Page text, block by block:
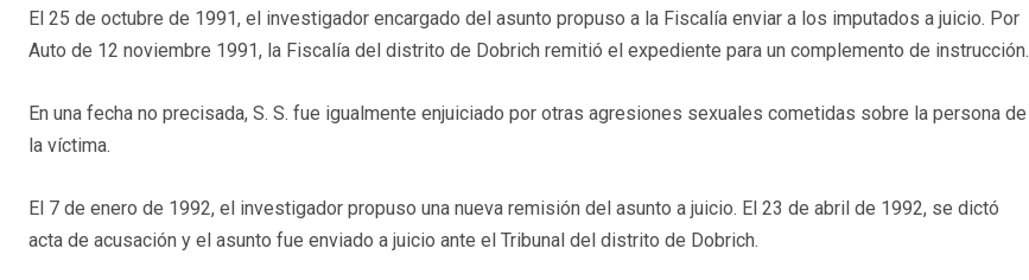
El 25 de octubre de 1991, el investigador encargado del asunto propuso a la Fiscalía enviar a los imputados a juicio. Por
Auto de 12 noviembre 1991, la Fiscalía del distrito de Dobrich remitió el expediente para un complemento de instrucción.
En una fecha no precisada, S. S. fue igualmente enjuiciado por otras agresiones sexuales cometidas sobre la persona de
la víctima.
El 7 de enero de 1992, el investigador propuso una nueva remisión del asunto a juicio. El 23 de abril de 1992, se dictó
acta de acusación y el asunto fue enviado a juicio ante el Tribunal del distrito de Dobrich.